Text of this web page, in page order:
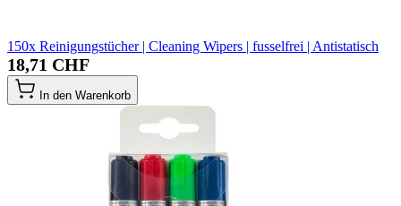
150x Reinigungstücher | Cleaning Wipers | fusselfrei | Antistatisch
18,71 CHF
In den Warenkorb